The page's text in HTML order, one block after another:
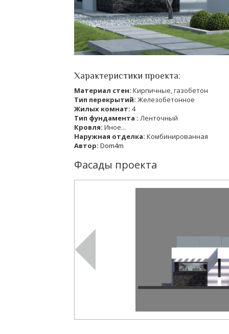
Характеристики проекта:
Материал стен: Кирпичные, газобетон
Тип перекрытий: Железобетонное
Жилых комнат: 4
Тип фундамента : Ленточный
Кровля: Иное...
Наружная отделка: Комбинированная
Автор: Dom4m
Фасады проекта